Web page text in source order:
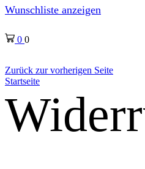
Wunschliste anzeigen
0 0
Zurück zur vorherigen Seite
Startseite